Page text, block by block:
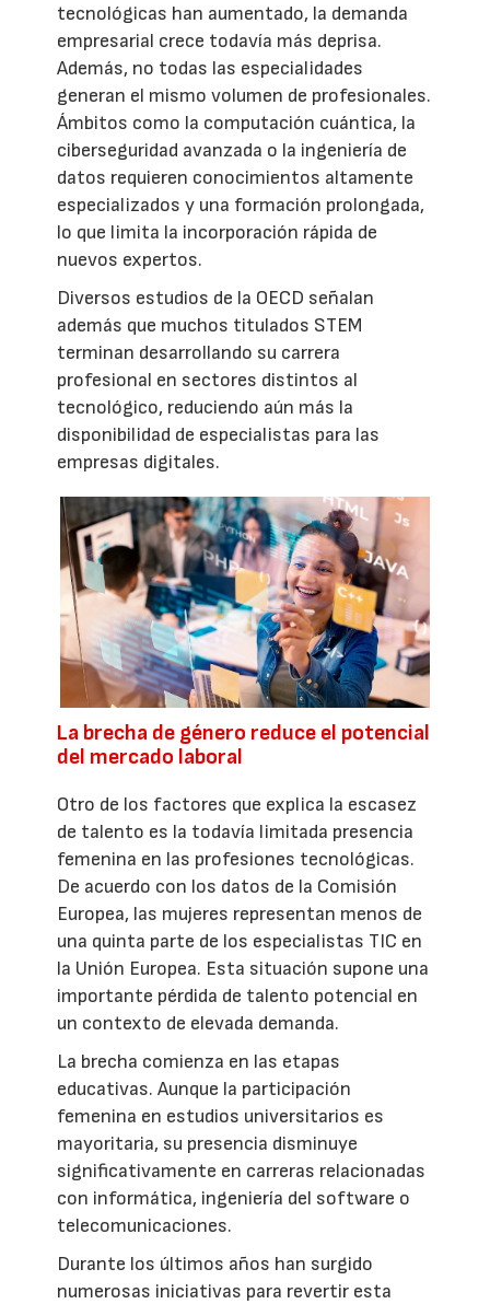
tecnológicas han aumentado, la demanda
empresarial crece todavía más deprisa.
Además, no todas las especialidades
generan el mismo volumen de profesionales.
Ámbitos como la computación cuántica, la
ciberseguridad avanzada o la ingeniería de
datos requieren conocimientos altamente
especializados y una formación prolongada,
lo que limita la incorporación rápida de
nuevos expertos.
Diversos estudios de la OECD señalan
además que muchos titulados STEM
terminan desarrollando su carrera
profesional en sectores distintos al
tecnológico, reduciendo aún más la
disponibilidad de especialistas para las
empresas digitales.
La brecha de género reduce el potencial
del mercado laboral
Otro de los factores que explica la escasez
de talento es la todavía limitada presencia
femenina en las profesiones tecnológicas.
De acuerdo con los datos de la Comisión
Europea, las mujeres representan menos de
una quinta parte de los especialistas TIC en
la Unión Europea. Esta situación supone una
importante pérdida de talento potencial en
un contexto de elevada demanda.
La brecha comienza en las etapas
educativas. Aunque la participación
femenina en estudios universitarios es
mayoritaria, su presencia disminuye
significativamente en carreras relacionadas
con informática, ingeniería del software o
telecomunicaciones.
Durante los últimos años han surgido
numerosas iniciativas para revertir esta